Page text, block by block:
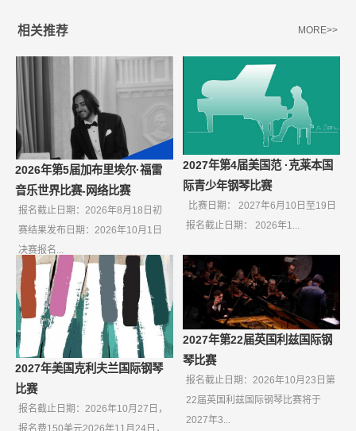
相关推荐 MORE>>
2026年第5届加布里埃尔·福雷
音乐世界比赛-网络比赛
报名截止日期：2026年8月18日初
赛结果发布日期：2026年10月1日
决赛报名...
2027年第4届美国范 ·克莱本国
际青少年钢琴比赛
比赛日期： 2027年6月10日至19日
报名截止日期： 2026年1...
2027年美国克利夫兰国际钢琴
比赛
报名截止日期：2026年10月27日，
报名费150美元2026年11月24日，
2027年第22届英国利兹国际钢
琴比赛
报名截止日期：2026年10月23日第
22届英国利兹国际钢琴比赛将于
2027年3...